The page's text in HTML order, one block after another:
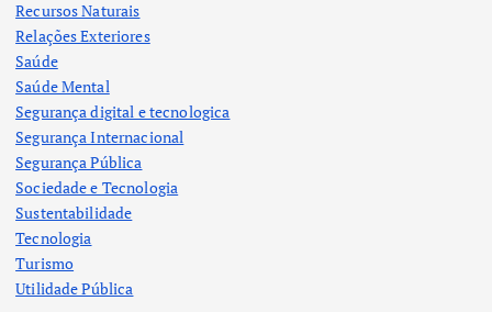
Recursos Naturais
Relações Exteriores
Saúde
Saúde Mental
Segurança digital e tecnologica
Segurança Internacional
Segurança Pública
Sociedade e Tecnologia
Sustentabilidade
Tecnologia
Turismo
Utilidade Pública